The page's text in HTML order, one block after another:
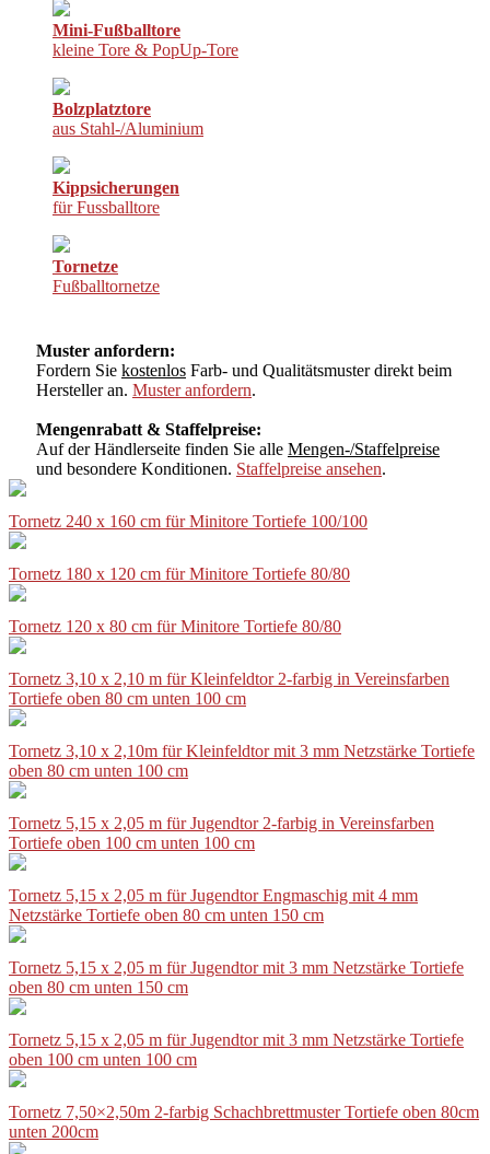
Mini-Fußballtore
kleine Tore & PopUp-Tore
Bolzplatztore
aus Stahl-/Aluminium
Kippsicherungen
für Fussballtore
Tornetze
Fußballtornetze
Muster anfordern:
Fordern Sie kostenlos Farb- und Qualitätsmuster direkt beim
Hersteller an. Muster anfordern.
Mengenrabatt & Staffelpreise:
Auf der Händlerseite finden Sie alle Mengen-/Staffelpreise
und besondere Konditionen. Staffelpreise ansehen.
Tornetz 240 x 160 cm für Minitore Tortiefe 100/100
Tornetz 180 x 120 cm für Minitore Tortiefe 80/80
Tornetz 120 x 80 cm für Minitore Tortiefe 80/80
Tornetz 3,10 x 2,10 m für Kleinfeldtor 2-farbig in Vereinsfarben
Tortiefe oben 80 cm unten 100 cm
Tornetz 3,10 x 2,10m für Kleinfeldtor mit 3 mm Netzstärke Tortiefe
oben 80 cm unten 100 cm
Tornetz 5,15 x 2,05 m für Jugendtor 2-farbig in Vereinsfarben
Tortiefe oben 100 cm unten 100 cm
Tornetz 5,15 x 2,05 m für Jugendtor Engmaschig mit 4 mm
Netzstärke Tortiefe oben 80 cm unten 150 cm
Tornetz 5,15 x 2,05 m für Jugendtor mit 3 mm Netzstärke Tortiefe
oben 80 cm unten 150 cm
Tornetz 5,15 x 2,05 m für Jugendtor mit 3 mm Netzstärke Tortiefe
oben 100 cm unten 100 cm
Tornetz 7,50×2,50m 2-farbig Schachbrettmuster Tortiefe oben 80cm
unten 200cm